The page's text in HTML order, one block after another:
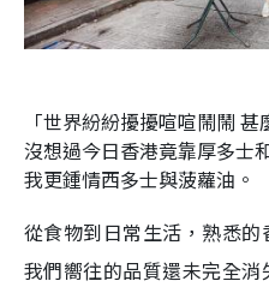
「世界紛紛擾擾喧喧鬧鬧
沒想過今日香港竟靠厚多士
我更鍾情西多士與菠蘿油。
從食物到日常生活，熟悉
我們嚮往的品質還未完全